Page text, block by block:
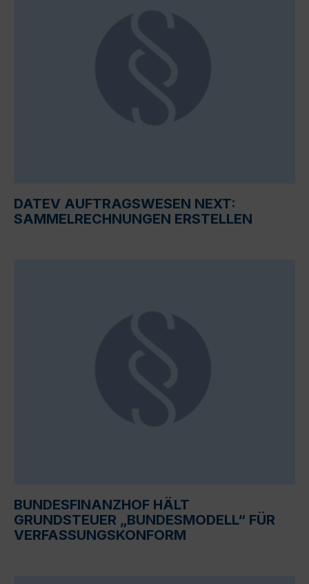
DATEV AUFTRAGSWESEN NEXT:
SAMMELRECHNUNGEN ERSTELLEN
BUNDESFINANZHOF HÄLT
GRUNDSTEUER „BUNDESMODELL“ FÜR
VERFASSUNGSKONFORM